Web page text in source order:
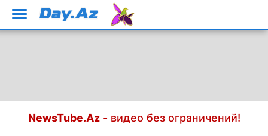
NewsTube.Az- видео без ограничений!